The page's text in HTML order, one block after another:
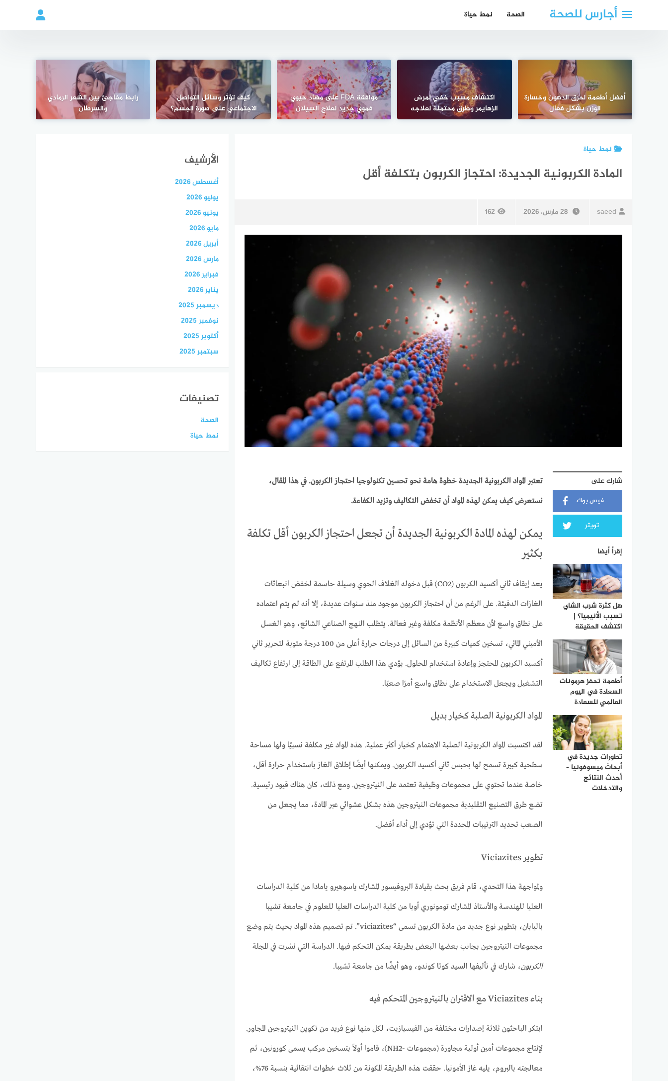
أجارس للصحة الصحة نمط حياة
أفضل أطعمة لحرق الدهون وخسارة
الوزن بشكل فعال
اكتشاف مسبب خفي لمرض
الزهايمر وطرق محتملة لعلاجه
موافقة FDA على مضاد حيوي
فموي جديد لعلاج السيلان
كيف تؤثر وسائل التواصل
الاجتماعي على صورة الجسم؟
رابط مفاجئ بين الشعر الرمادي
والسرطان
نمط حياة
المادة الكربونية الجديدة: احتجاز الكربون بتكلفة أقل
saeed 28 مارس، 2026 162
شارك على
فيس بوك
تويتر
إقرأ أيضا
هل كثرة شرب الشاي
تسبب الأنيميا؟ |
اكتشف الحقيقة
أطعمة تحفز هرمونات
السعادة في اليوم
العالمي للسعادة
تطورات جديدة في
أبحاث ميسوفونيا –
أحدث النتائج
والتدخلات
تعتبر المواد الكربونية الجديدة خطوة هامة نحو تحسين تكنولوجيا احتجاز الكربون. في هذا المقال،
نستعرض كيف يمكن لهذه المواد أن تخفض التكاليف وتزيد الكفاءة.
يمكن لهذه المادة الكربونية الجديدة أن تجعل احتجاز الكربون أقل تكلفة
بكثير
يعد إيقاف ثاني أكسيد الكربون (CO2) قبل دخوله الغلاف الجوي وسيلة حاسمة لخفض انبعاثات
الغازات الدفيئة. على الرغم من أن احتجاز الكربون موجود منذ سنوات عديدة، إلا أنه لم يتم اعتماده
على نطاق واسع لأن معظم الأنظمة مكلفة وغير فعالة. يتطلب النهج الصناعي الشائع، وهو الغسل
الأميني المائي، تسخين كميات كبيرة من السائل إلى درجات حرارة أعلى من 100 درجة مئوية لتحرير ثاني
أكسيد الكربون المحتجز وإعادة استخدام المحلول. يؤدي هذا الطلب المرتفع على الطاقة إلى ارتفاع تكاليف
التشغيل ويجعل الاستخدام على نطاق واسع أمرًا صعبًا.
المواد الكربونية الصلبة كخيار بديل
لقد اكتسبت المواد الكربونية الصلبة الاهتمام كخيار أكثر عملية. هذه المواد غير مكلفة نسبيًا ولها مساحة
سطحية كبيرة تسمح لها بحبس ثاني أكسيد الكربون. ويمكنها أيضًا إطلاق الغاز باستخدام حرارة أقل،
خاصة عندما تحتوي على مجموعات وظيفية تعتمد على النيتروجين. ومع ذلك، كان هناك قيود رئيسية.
تضع طرق التصنيع التقليدية مجموعات النيتروجين هذه بشكل عشوائي عبر المادة، مما يجعل من
الصعب تحديد الترتيبات المحددة التي تؤدي إلى أداء أفضل.
تطوير Viciazites
ولمواجهة هذا التحدي، قام فريق بحث بقيادة البروفيسور المشارك ياسوهيرو يامادا من كلية الدراسات
العليا للهندسة والأستاذ المشارك تومونوري أوبا من كلية الدراسات العليا للعلوم في جامعة تشيبا
باليابان، بتطوير نوع جديد من مادة الكربون تسمى “viciazites”. تم تصميم هذه المواد بحيث يتم وضع
مجموعات النيتروجين بجانب بعضها البعض بطريقة يمكن التحكم فيها. الدراسة التي نشرت في المجلة
الكربون، شارك في تأليفها السيد كوتا كوندو، وهو أيضًا من جامعة تشيبا.
بناء Viciazites مع الاقتران بالنيتروجين المتحكم فيه
ابتكر الباحثون ثلاثة إصدارات مختلفة من الفيسيازيت، لكل منها نوع فريد من تكوين النيتروجين المجاور.
لإنتاج مجموعات أمين أولية مجاورة (مجموعات -NH2)، قاموا أولاً بتسخين مركب يسمى كورونين، ثم
معالجته بالبروم، يليه غاز الأمونيا. حققت هذه الطريقة المكونة من ثلاث خطوات انتقائية بنسبة 76%،
الأرشيف
أغسطس 2026
يوليو 2026
يونيو 2026
مايو 2026
أبريل 2026
مارس 2026
فبراير 2026
يناير 2026
ديسمبر 2025
نوفمبر 2025
أكتوبر 2025
سبتمبر 2025
تصنيفات
الصحة
نمط حياة